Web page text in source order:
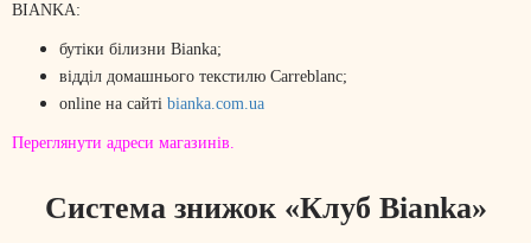
BIANKA:
бутіки білизни Bianka;
відділ домашнього текстилю Carreblanc;
online на сайті bianka.com.ua
Переглянути адреси магазинів.
Система знижок «Клуб Bianka»